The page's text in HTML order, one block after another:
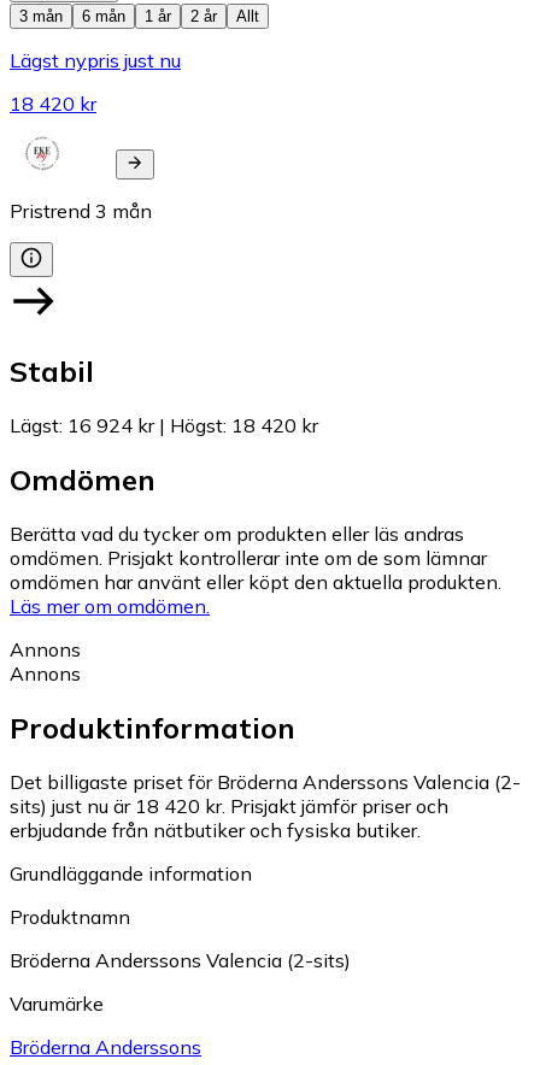
3 mån
6 mån 1 år 2 år Allt
Lägst nypris just nu
18 420 kr
Pristrend 3 mån
Stabil
Lägst: 16 924 kr| Högst: 18 420 kr
Omdömen
Berätta vad du tycker om produkten eller läs andras
omdömen. Prisjakt kontrollerar inte om de som lämnar
omdömen har använt eller köpt den aktuella produkten.
Läs mer om omdömen.
Annons
Annons
Produktinformation
Det billigaste priset för Bröderna Anderssons Valencia (2-
sits) just nu är 18 420 kr. Prisjakt jämför priser och
erbjudande från nätbutiker och fysiska butiker.
Grundläggande information
Produktnamn
Bröderna Anderssons Valencia (2-sits)
Varumärke
Bröderna Anderssons